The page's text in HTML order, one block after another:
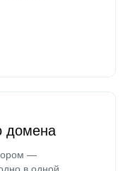
домена
—